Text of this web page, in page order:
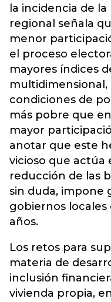
la incidencia de
regional señala
menor
el proceso
mayores índices
condiciones de
más pobre que
mayor
anotar que este
vicioso que actúa
reducción de las
sin duda, impone
gobiernos locales
años.
Los retos para
materia de
inclusión
vivienda propia,